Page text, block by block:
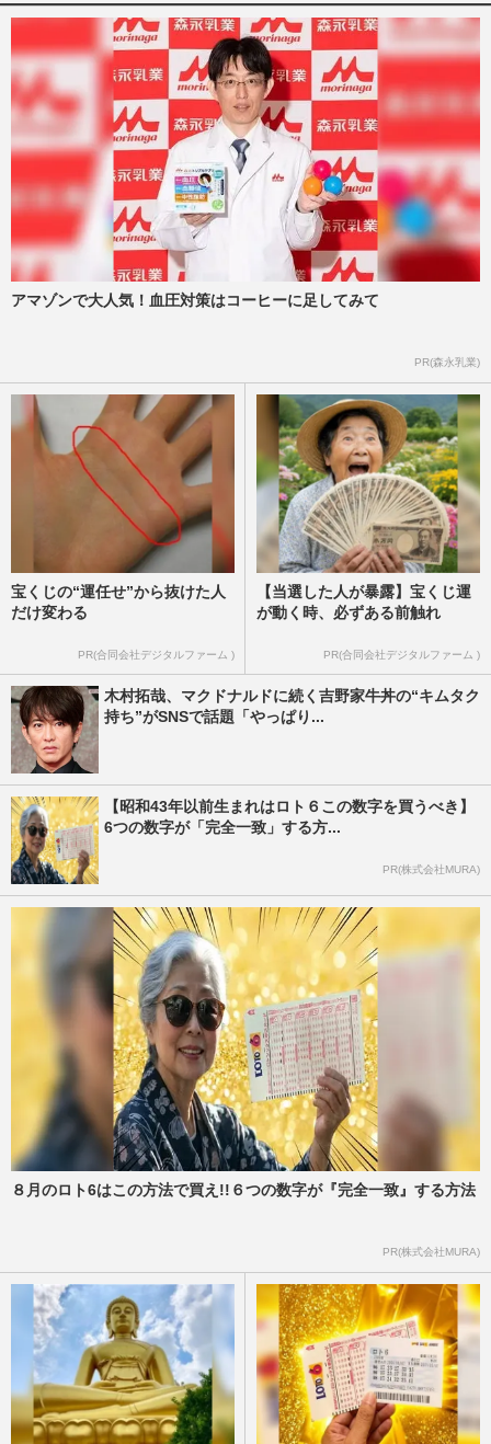
アマゾンで大人気！血圧対策はコーヒーに足してみて
PR(森永乳業)
宝くじの“運任せ”から抜けた人
だけ変わる
PR(合同会社デジタルファーム )
【当選した人が暴露】宝くじ運
が動く時、必ずある前触れ
PR(合同会社デジタルファーム )
木村拓哉、マクドナルドに続く吉野家牛丼の“キムタク
持ち”がSNSで話題「やっぱり...
【昭和43年以前生まれはロト６この数字を買うべき】
6つの数字が「完全一致」する方...
PR(株式会社MURA)
８月のロト6はこの方法で買え!!６つの数字が『完全一致』する方法
PR(株式会社MURA)